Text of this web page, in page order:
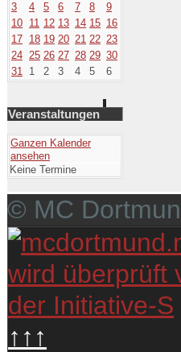
3
4 5 6 7 8
9
10 11 12 13 14 15 16
17 18 19 20 21 22 23
24 25 26 27 28 29 30
31 1 2 3 4 5 6
Veranstaltungen
Ganzen Kalender
ansehen
Keine Termine
© MC
↑↑↑